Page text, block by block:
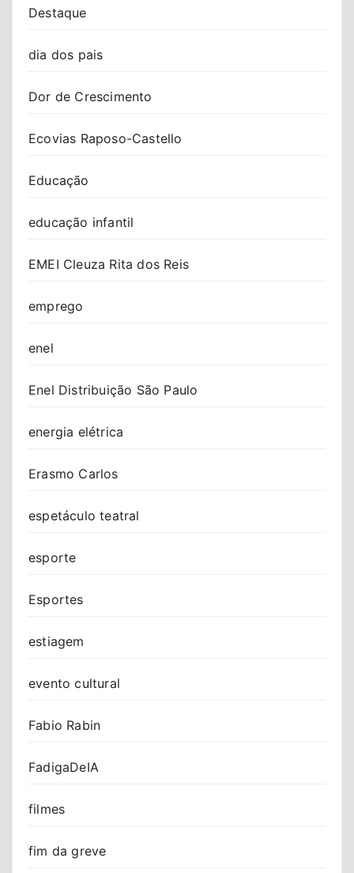
Destaque
dia dos pais
Dor de Crescimento
Ecovias Raposo-Castello
Educação
educação infantil
EMEI Cleuza Rita dos Reis
emprego
enel
Enel Distribuição São Paulo
energia elétrica
Erasmo Carlos
espetáculo teatral
esporte
Esportes
estiagem
evento cultural
Fabio Rabin
FadigaDeIA
filmes
fim da greve